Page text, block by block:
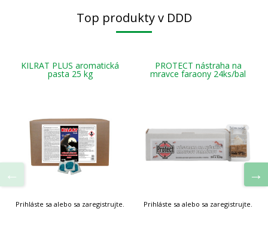
Top produkty v DDD
KILRAT PLUS aromatická
pasta 25 kg
PROTECT nástraha na
mravce faraony 24ks/bal